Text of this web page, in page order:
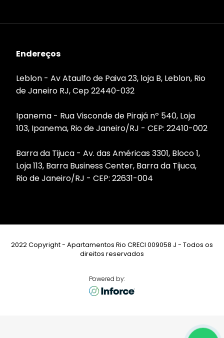
Endereços
Leblon - Av Ataulfo de Paiva 23, loja B, Leblon, Rio
de Janeiro RJ, Cep 22440-032
Ipanema - Rua Visconde de Pirajá nº 540, Loja
103, Ipanema, Rio de Janeiro/RJ - CEP: 22410-002
Barra da Tijuca - Av. das Américas 3301, Bloco 1,
Loja 113, Barra Business Center, Barra da Tijuca,
Rio de Janeiro/RJ - CEP: 22631-004
2022 Copyright - Apartamentos Rio CRECI 009058 J - Todos os
direitos reservados
Powered by: